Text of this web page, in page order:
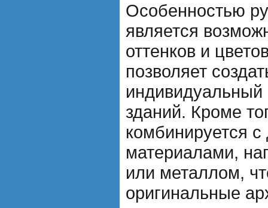
Особенностью
является
оттенков и
позволяет
зданий. Кроме
комбинируется с
материалами,
или металлом,
оригинальные